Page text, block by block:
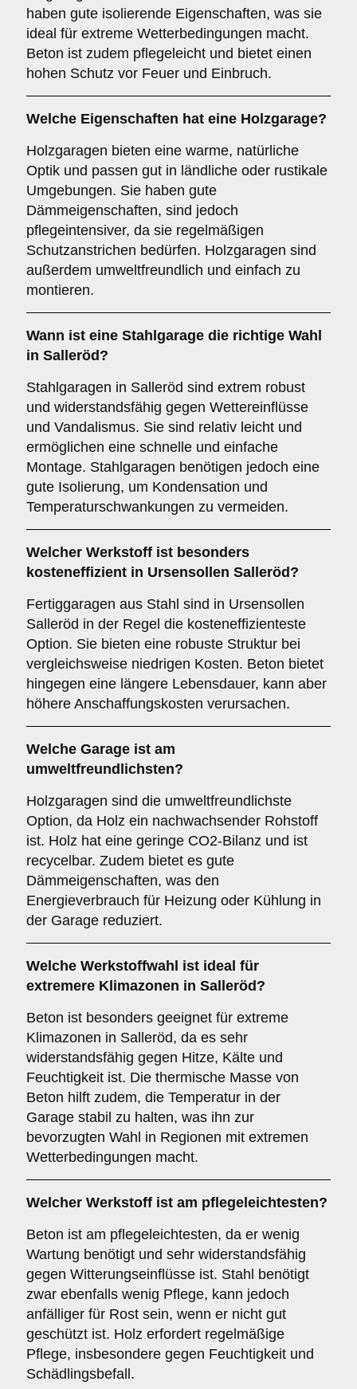
haben gute isolierende Eigenschaften, was sie
ideal für extreme Wetterbedingungen macht.
Beton ist zudem pflegeleicht und bietet einen
hohen Schutz vor Feuer und Einbruch.
Welche Eigenschaften hat eine Holzgarage?
Holzgaragen bieten eine warme, natürliche
Optik und passen gut in ländliche oder rustikale
Umgebungen. Sie haben gute
Dämmeigenschaften, sind jedoch
pflegeintensiver, da sie regelmäßigen
Schutzanstrichen bedürfen. Holzgaragen sind
außerdem umweltfreundlich und einfach zu
montieren.
Wann ist eine Stahlgarage die richtige Wahl
in Salleröd?
Stahlgaragen in Salleröd sind extrem robust
und widerstandsfähig gegen Wettereinflüsse
und Vandalismus. Sie sind relativ leicht und
ermöglichen eine schnelle und einfache
Montage. Stahlgaragen benötigen jedoch eine
gute Isolierung, um Kondensation und
Temperaturschwankungen zu vermeiden.
Welcher Werkstoff ist besonders
kosteneffizient in Ursensollen Salleröd?
Fertiggaragen aus Stahl sind in Ursensollen
Salleröd in der Regel die kosteneffizienteste
Option. Sie bieten eine robuste Struktur bei
vergleichsweise niedrigen Kosten. Beton bietet
hingegen eine längere Lebensdauer, kann aber
höhere Anschaffungskosten verursachen.
Welche Garage ist am
umweltfreundlichsten?
Holzgaragen sind die umweltfreundlichste
Option, da Holz ein nachwachsender Rohstoff
ist. Holz hat eine geringe CO2-Bilanz und ist
recycelbar. Zudem bietet es gute
Dämmeigenschaften, was den
Energieverbrauch für Heizung oder Kühlung in
der Garage reduziert.
Welche Werkstoffwahl ist ideal für
extremere Klimazonen in Salleröd?
Beton ist besonders geeignet für extreme
Klimazonen in Salleröd, da es sehr
widerstandsfähig gegen Hitze, Kälte und
Feuchtigkeit ist. Die thermische Masse von
Beton hilft zudem, die Temperatur in der
Garage stabil zu halten, was ihn zur
bevorzugten Wahl in Regionen mit extremen
Wetterbedingungen macht.
Welcher Werkstoff ist am pflegeleichtesten?
Beton ist am pflegeleichtesten, da er wenig
Wartung benötigt und sehr widerstandsfähig
gegen Witterungseinflüsse ist. Stahl benötigt
zwar ebenfalls wenig Pflege, kann jedoch
anfälliger für Rost sein, wenn er nicht gut
geschützt ist. Holz erfordert regelmäßige
Pflege, insbesondere gegen Feuchtigkeit und
Schädlingsbefall.